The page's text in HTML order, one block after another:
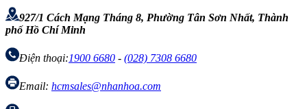
927/1 Cách Mạng Tháng 8, Phường Tân Sơn Nhất, Thành
phố Hồ Chí Minh
Điện thoại:1900 6680 - (028) 7308 6680
Email: hcmsales@nhanhoa.com